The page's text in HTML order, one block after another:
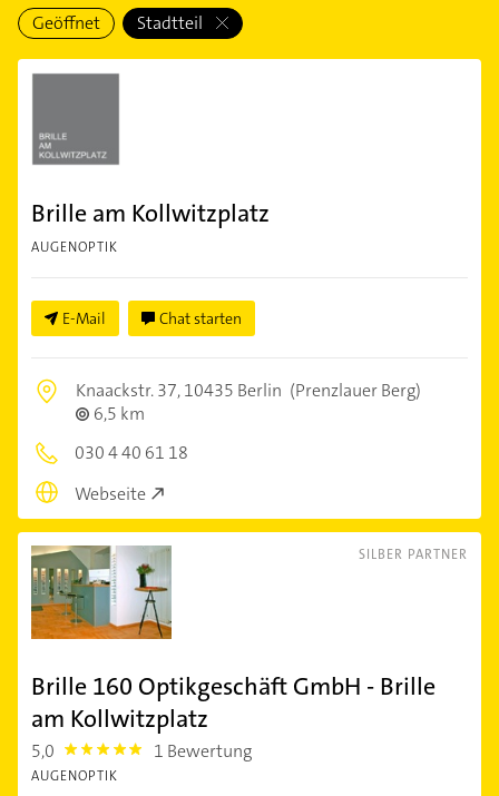
Geöffnet Stadtteil
Brille am Kollwitzplatz
AUGENOPTIK
E-Mail Chat starten
Knaackstr. 37,10435 Berlin (Prenzlauer Berg)
6,5 km
030 4 40 61 18
Webseite
SILBER PARTNER
Brille 160 Optikgeschäft GmbH - Brille
am Kollwitzplatz
5,0 5.0 1 Bewertung
AUGENOPTIK